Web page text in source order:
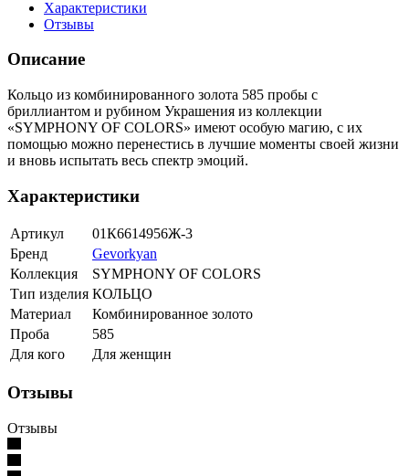
Характеристики
Отзывы
Описание
Кольцо из комбинированного золота 585 пробы с
бриллиантом и рубином Украшения из коллекции
«SYMPHONY OF COLORS» имеют особую магию, с их
помощью можно перенестись в лучшие моменты своей жизни
и вновь испытать весь спектр эмоций.
Характеристики
Артикул
01К6614956Ж-3
Бренд
Gevorkyan
Коллекция
SYMPHONY OF COLORS
Тип изделия КОЛЬЦО
Материал
Комбинированное золото
Проба
585
Для кого
Для женщин
Отзывы
Отзывы